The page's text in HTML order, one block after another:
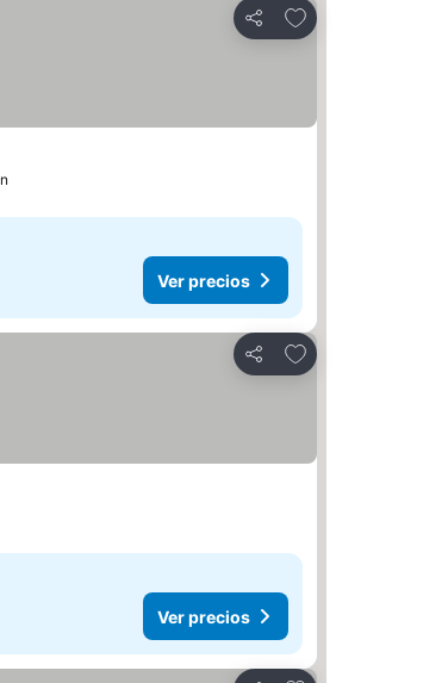
Compartir
Agregar a favoritos
Ver precios
Compartir
Agregar a favoritos
Ver precios